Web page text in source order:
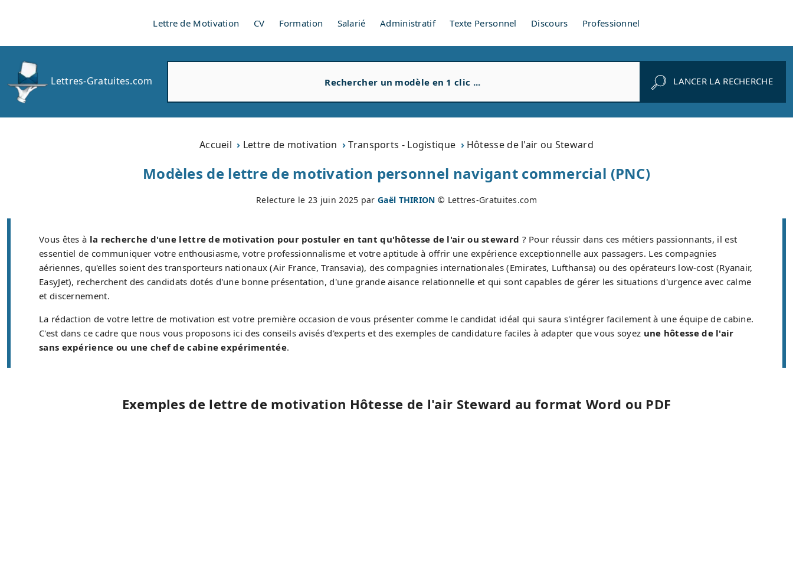
Lettre de Motivation CV Formation Salarié Administratif Texte Personnel Discours Professionnel
Lettres-Gratuites.com
h
e
LANCER LA RECHERCHE
Accueil Lettre de motivation Transports - Logistique Hôtesse de l'air ou Steward
Modèles de lettre de motivation personnel navigant commercial (PNC)
Relecture le 23 juin 2025 parGaël THIRION © Lettres-Gratuites.com
Vous êtes à la recherche d'une lettre de motivation pour postuler en tant qu'hôtesse de l'air ou steward ? Pour réussir dans ces métiers passionnants, il est
essentiel de communiquer votre enthousiasme, votre professionnalisme et votre aptitude à offrir une expérience exceptionnelle aux passagers. Les compagnies
aériennes, qu'elles soient des transporteurs nationaux (Air France, Transavia), des compagnies internationales (Emirates, Lufthansa) ou des opérateurs low-cost (Ryanair,
EasyJet), recherchent des candidats dotés d'une bonne présentation, d'une grande aisance relationnelle et qui sont capables de gérer les situations d'urgence avec calme
et discernement.
La rédaction de votre lettre de motivation est votre première occasion de vous présenter comme le candidat idéal qui saura s'intégrer facilement à une équipe de cabine.
C'est dans ce cadre que nous vous proposons ici des conseils avisés d'experts et des exemples de candidature faciles à adapter que vous soyez une hôtesse de l'air
sans expérience ou une chef de cabine expérimentée.
Exemples de lettre de motivation Hôtesse de l'air Steward au format Word ou PDF